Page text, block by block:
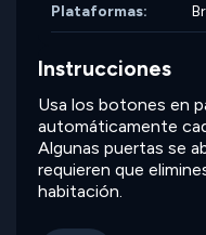
Plataformas:
Instrucciones
Usa los botones en
automáticamente
Algunas puertas se
requieren que
habitación.